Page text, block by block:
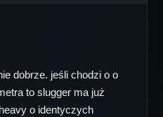
dobrze. jeśli chodzi o o
to slugger ma już
o identyczych